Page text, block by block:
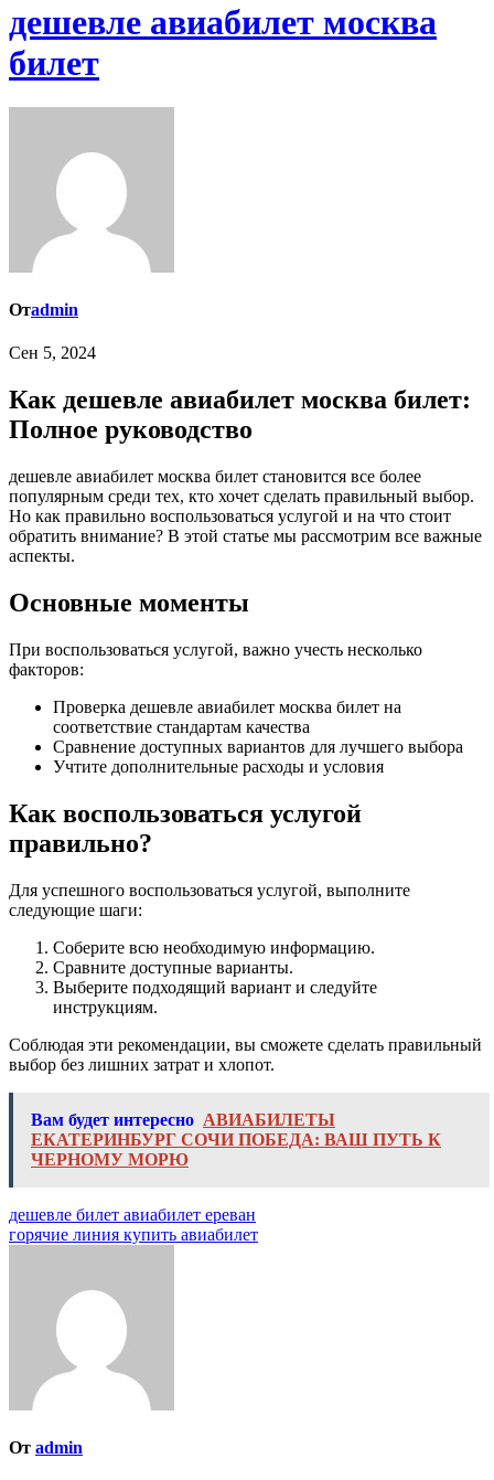
дешевле авиабилет москва
билет
Отadmin
Сен 5, 2024
Как дешевле авиабилет москва билет:
Полное руководство
дешевле авиабилет москва билет становится все более
популярным среди тех, кто хочет сделать правильный выбор.
Но как правильно воспользоваться услугой и на что стоит
обратить внимание? В этой статье мы рассмотрим все важные
аспекты.
Основные моменты
При воспользоваться услугой, важно учесть несколько
факторов:
Проверка дешевле авиабилет москва билет на
соответствие стандартам качества
Сравнение доступных вариантов для лучшего выбора
Учтите дополнительные расходы и условия
Как воспользоваться услугой
правильно?
Для успешного воспользоваться услугой, выполните
следующие шаги:
Соберите всю необходимую информацию.
Сравните доступные варианты.
Выберите подходящий вариант и следуйте
инструкциям.
Соблюдая эти рекомендации, вы сможете сделать правильный
выбор без лишних затрат и хлопот.
Вам будет интересно АВИАБИЛЕТЫ
ЕКАТЕРИНБУРГ СОЧИ ПОБЕДА: ВАШ ПУТЬ К
ЧЕРНОМУ МОРЮ
Навигация
по
дешевле билет авиабилет ереван
горячие линия купить авиабилет
От admin